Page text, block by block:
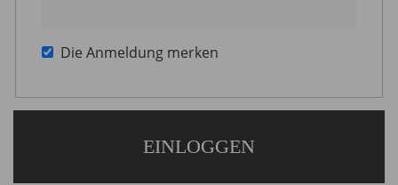
Die Anmeldung merken